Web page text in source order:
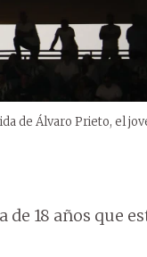
de Álvaro Prieto, el
18 años que